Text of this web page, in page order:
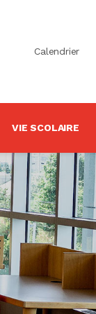
VIE SCOLAIRE
Calendrier